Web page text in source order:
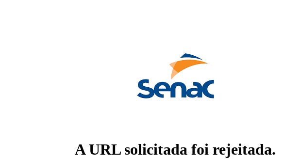
A URL solicitada foi rejeitada.